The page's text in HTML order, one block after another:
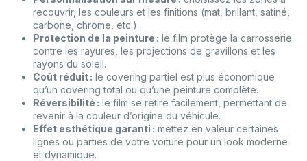
recouvrir, les couleurs et les finitions (mat, brillant, satiné,
carbone, chrome, etc.).
Protection de la peinture : le film protège la carrosserie
contre les rayures, les projections de gravillons et les
rayons du soleil.
Coût réduit : le covering partiel est plus économique
qu’un covering total ou qu’une peinture complète.
Réversibilité : le film se retire facilement, permettant de
revenir à la couleur d’origine du véhicule.
Effet esthétique garanti : mettez en valeur certaines
lignes ou parties de votre voiture pour un look moderne
et dynamique.